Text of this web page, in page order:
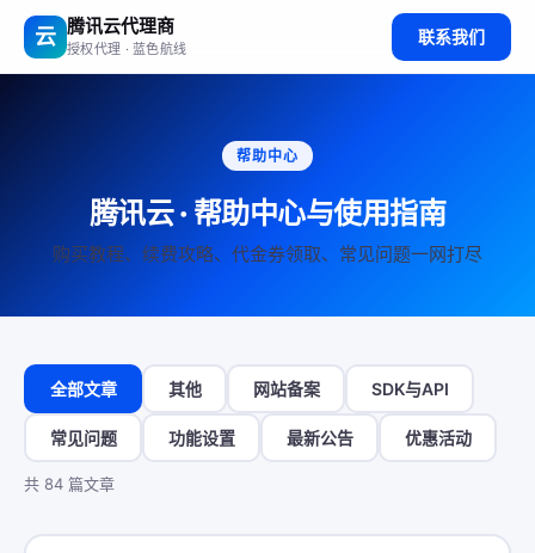
云 腾讯云代理商
授权代理 · 蓝色航线
联系我们
帮助中心
腾讯云 · 帮助中心与使用指南
购买教程、续费攻略、代金券领取、常见问题一网打尽
全部文章 其他 网站备案 SDK与API
常见问题 功能设置 最新公告 优惠活动
共 84 篇文章